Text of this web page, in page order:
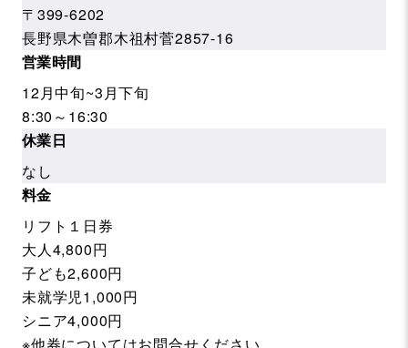
〒399-6202
長野県木曽郡木祖村菅2857-16
営業時間
12月中旬~3月下旬
8:30～16:30
休業日
なし
料金
リフト１日券
大人4,800円
子ども2,600円
未就学児1,000円
シニア4,000円